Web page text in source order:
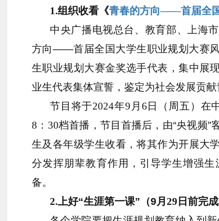
1.组织收看《青春的方向——首届全国
中央广播电视总台、教育部、上海
方向——首届全国大学生职业规划大赛
生职业规划大赛金奖选手代表，集中展
业生代表集体宣誓，鉴定为社会发展贡
节目将于2024年9 月 6 日（周五）在
8 ： 30档首播，节目首播后，由“央视频
生及各年级学生收看，将其作为开展大
分发挥朋辈教育作用，引导学生增强
备。
2.上好“生涯第一课” （9月 29 日前完